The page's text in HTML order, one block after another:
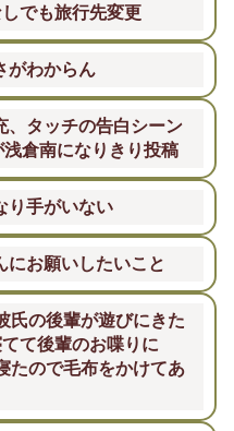
でも旅行先変更
がわからん
、タッチの告白シーン
倉南になりきり投稿
り手がいない
にお願いしたいこと
氏の後輩が遊びにきた
て後輩のお喋りに
たので毛布をかけてあ